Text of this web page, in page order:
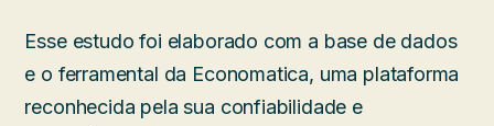
Esse estudo foi elaborado com a base de dados
e o ferramental da Economatica, uma plataforma
reconhecida pela sua confiabilidade e